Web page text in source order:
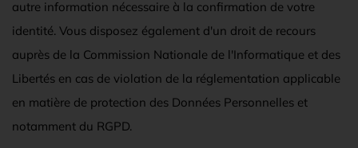
autre information nécessaire à la confirmation de votre
identité. Vous disposez également d'un droit de recours
auprès de la Commission Nationale de l'Informatique et des
Libertés en cas de violation de la réglementation applicable
en matière de protection des Données Personnelles et
notamment du RGPD.